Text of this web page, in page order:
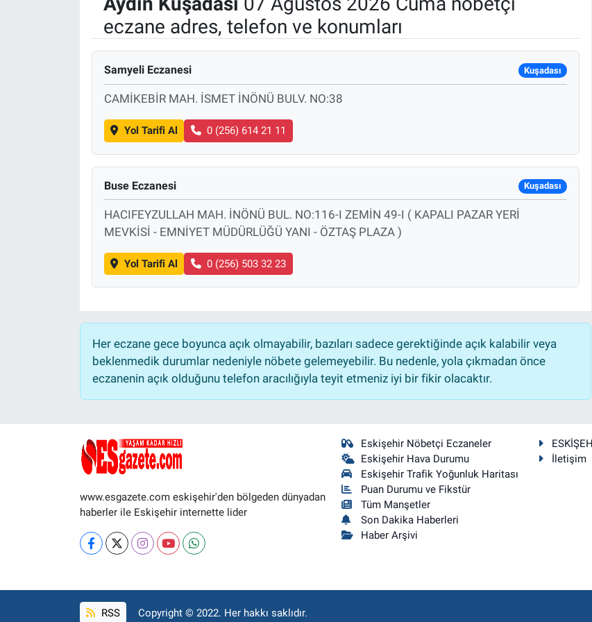
eczane adres, telefon ve konumları
Samyeli Eczanesi Kuşadası
CAMİKEBİR MAH. İSMET İNÖNÜ BULV. NO:38
Yol Tarifi Al 0 (256) 614 21 11
Buse Eczanesi Kuşadası
HACIFEYZULLAH MAH. İNÖNÜ BUL. NO:116-I ZEMİN 49-I ( KAPALI PAZAR YERİ
MEVKİSİ - EMNİYET MÜDÜRLÜĞÜ YANI - ÖZTAŞ PLAZA )
Yol Tarifi Al 0 (256) 503 32 23
Her eczane gece boyunca açık olmayabilir, bazıları sadece gerektiğinde açık kalabilir veya
beklenmedik durumlar nedeniyle nöbete gelemeyebilir. Bu nedenle, yola çıkmadan önce
eczanenin açık olduğunu telefon aracılığıyla teyit etmeniz iyi bir fikir olacaktır.
www.esgazete.com eskişehir'den bölgeden dünyadan
haberler ile Eskişehir internette lider
Eskişehir Nöbetçi Eczaneler
Eskişehir Hava Durumu
Eskişehir Trafik Yoğunluk Haritası
Puan Durumu ve Fikstür
Tüm Manşetler
Son Dakika Haberleri
Haber Arşivi
İletişim
RSS Copyright © 2022. Her hakkı saklıdır.